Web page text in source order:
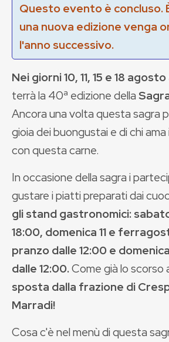
Questo evento è concluso.
una nuova edizione venga
l'anno successivo.
Nei giorni 10, 11, 15 e 18
terrà la 40ª edizione della
Ancora una volta questa sagra
gioia dei buongustai e di chi
con questa carne.
In occasione della sagra i
gustare i piatti preparati dai
gli stand gastronomici:
18:00, domenica 11 e
pranzo dalle 12:00 e
dalle 12:00.Come già lo scorso
sposta dalla frazione di
Marradi!
Cosa c'è nel menù di questa